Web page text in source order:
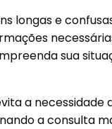
longas e
sua
a necessidade
a consulta